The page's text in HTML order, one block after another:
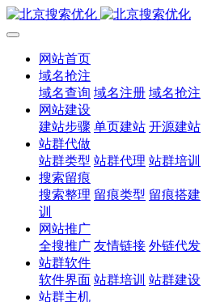
网站首页
域名抢注
域名查询 域名注册 域名抢注
网站建设
建站步骤 单页建站 开源建站
站群代做
站群类型 站群代理 站群培训
搜索留痕
搜索整理 留痕类型 留痕搭建
训
网站推广
全搜推广 友情链接 外链代发
站群软件
软件界面 站群培训 站群建设
站群主机